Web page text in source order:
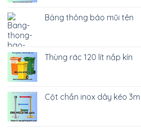
Bảng thông báo mũi tên
Thùng rác 120 lít nắp kín
Cột chắn inox dây kéo 3m